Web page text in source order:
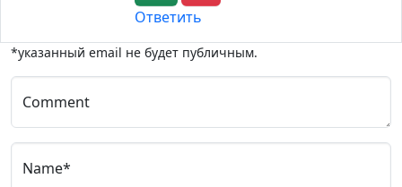
Ответить
*указанный email не будет публичным.
Comment
Name*